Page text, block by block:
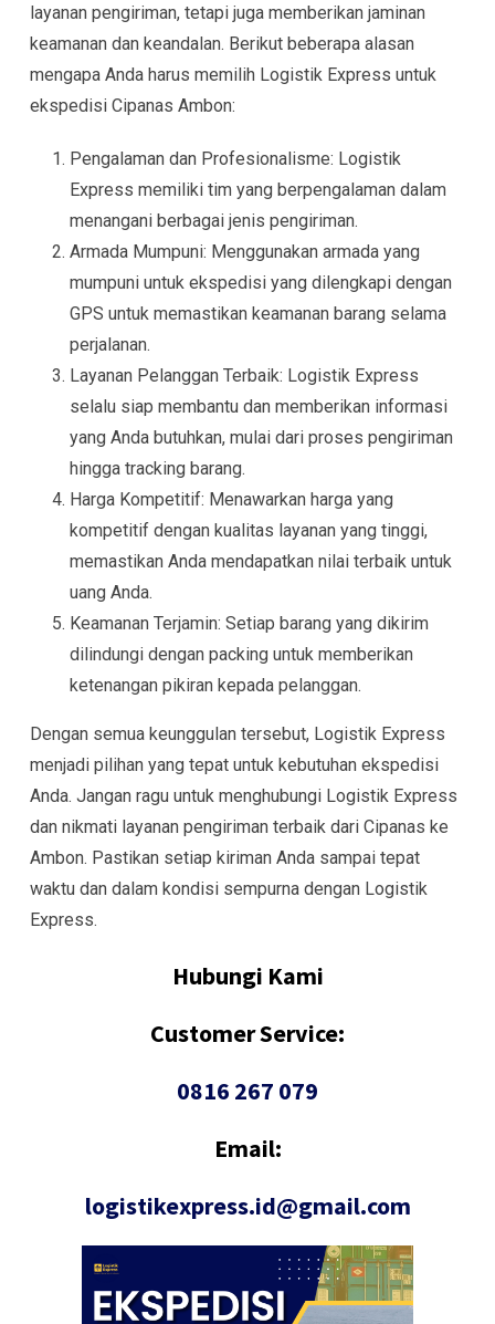
layanan pengiriman, tetapi juga memberikan jaminan
keamanan dan keandalan. Berikut beberapa alasan
mengapa Anda harus memilih Logistik Express untuk
ekspedisi Cipanas Ambon:
Pengalaman dan Profesionalisme: Logistik
Express memiliki tim yang berpengalaman dalam
menangani berbagai jenis pengiriman.
Armada Mumpuni: Menggunakan armada yang
mumpuni untuk ekspedisi yang dilengkapi dengan
GPS untuk memastikan keamanan barang selama
perjalanan.
Layanan Pelanggan Terbaik: Logistik Express
selalu siap membantu dan memberikan informasi
yang Anda butuhkan, mulai dari proses pengiriman
hingga tracking barang.
Harga Kompetitif: Menawarkan harga yang
kompetitif dengan kualitas layanan yang tinggi,
memastikan Anda mendapatkan nilai terbaik untuk
uang Anda.
Keamanan Terjamin: Setiap barang yang dikirim
dilindungi dengan packing untuk memberikan
ketenangan pikiran kepada pelanggan.
Dengan semua keunggulan tersebut, Logistik Express
menjadi pilihan yang tepat untuk kebutuhan ekspedisi
Anda. Jangan ragu untuk menghubungi Logistik Express
dan nikmati layanan pengiriman terbaik dari Cipanas ke
Ambon. Pastikan setiap kiriman Anda sampai tepat
waktu dan dalam kondisi sempurna dengan Logistik
Express.
Hubungi Kami
Customer Service:
0816 267 079
Email:
logistikexpress.id@gmail.com